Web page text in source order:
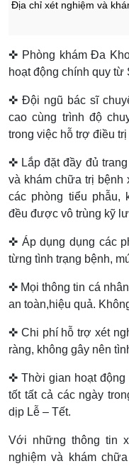
Địa chỉ xét nghiệm và
✜ Phòng khám Đa
hoạt động chính quy từ
✜ Đội ngũ bác sĩ
cao cùng trình độ
trong việc hỗ trợ điều
✜ Lắp đặt đầy đủ
và khám chữa trị bệnh
các phòng tiểu phẫu,
đều được vô trùng kỹ
✜ Áp dụng dụng các
từng tình trạng bệnh,
✜ Mọi thông tin cá
an toàn,hiệu quả.
✜ Chi phí hỗ trợ xét
ràng, không gây nên
✜ Thời gian hoạt động
tốt tất cả các ngày
dịp Lễ – Tết.
Với những thông tin
nghiệm và khám